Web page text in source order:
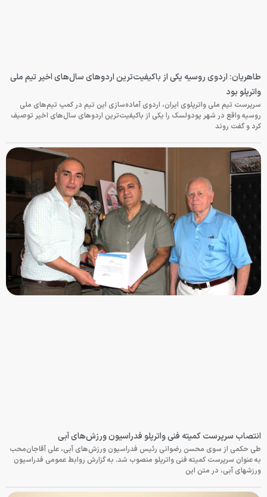
طاهریان: اردوی روسیه یکی از باکیفیت‌ترین اردوهای سال‌های اخیر تیم ملی
واترپلو بود
سرپرست تیم ملی واترپلوی ایران، اردوی آماده‌سازی این تیم در کمپ تیم‌های ملی
روسیه واقع در شهر پودولسک را یکی از باکیفیت‌ترین اردوهای سال‌های اخیر توصیف
کرد و گفت روند
انتصاب سرپرست کمیته فنی واترپلو فدراسیون ورزش‌های آبی
طی حکمی از سوی محسن رضوانی رئیس فدراسیون ورزش‌های آبی، علی آقاجان‌محب
به عنوان سرپرست کمیته فنی واترپلو منصوب شد. به گزارش روابط عمومی فدراسیون
ورزشهای آبی، در متن این